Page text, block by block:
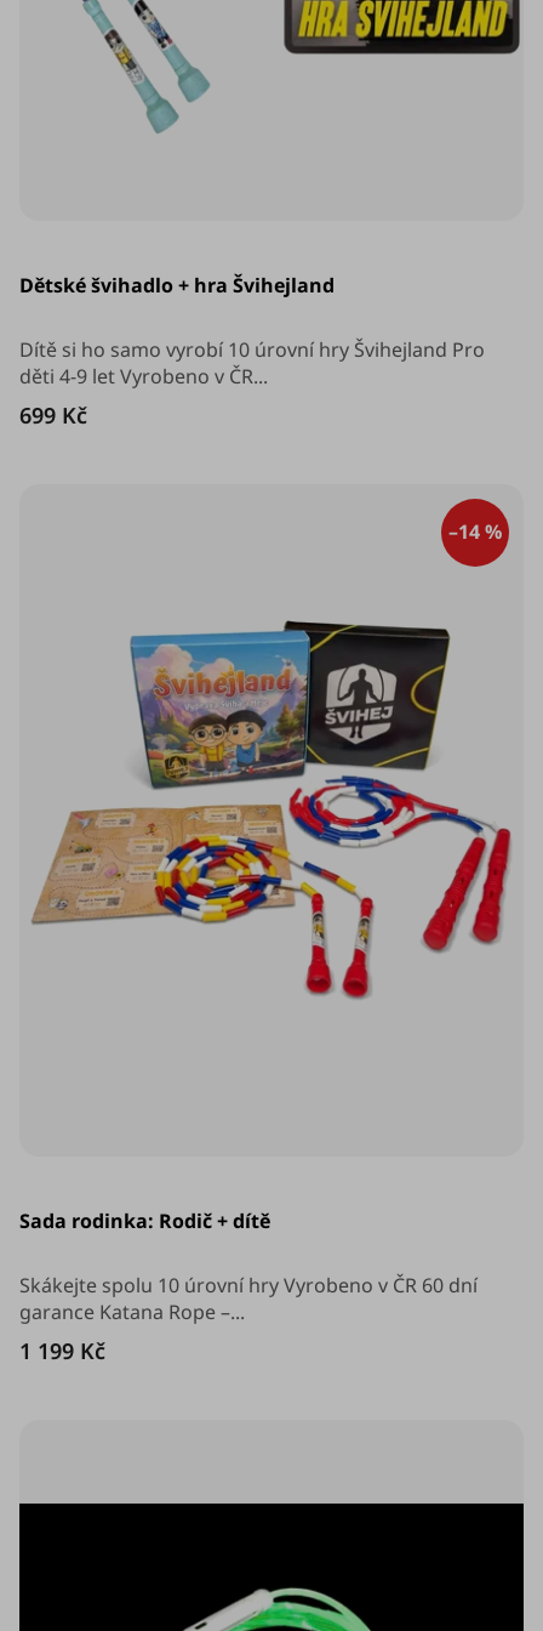
Dětské švihadlo + hra Švihejland
produktu
z
5
hvězdiček.
699 Kč
Dítě si ho samo vyrobí 10 úrovní hry Švihejland Pro
děti 4-9 let Vyrobeno v ČR...
–14 %
Sada rodinka: Rodič + dítě
produktu
z
hvězdiček.
1 199 Kč
Skákejte spolu 10 úrovní hry Vyrobeno v ČR 60 dní
garance Katana Rope –...